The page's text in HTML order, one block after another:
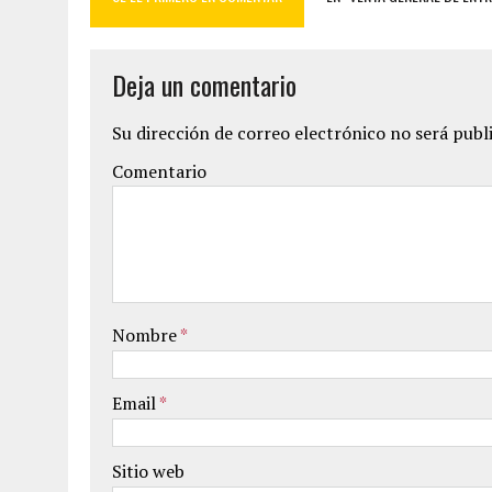
Deja un comentario
Su dirección de correo electrónico no será
Comentario
Nombre*
Email*
Sitio web